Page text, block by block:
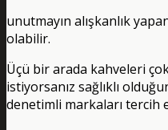
unutmayın alışkanlık
olabilir.
Üçü bir arada kahveleri
istiyorsanız sağlıklı
denetimli markaları tercih